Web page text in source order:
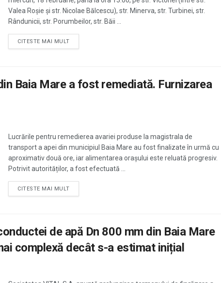
Valea Roșie și str. Nicolae Bălcescu), str. Minerva, str. Turbinei, str.
Rândunicii, str. Porumbeilor, str. Băii ...
CITESTE MAI MULT
Baia Mare a fost remediată. Furnizarea
Lucrările pentru remedierea avariei produse la magistrala de
transport a apei din municipiul Baia Mare au fost finalizate în urmă cu
aproximativ două ore, iar alimentarea orașului este reluată progresiv.
Potrivit autorităților, a fost efectuată ...
CITESTE MAI MULT
de apă Dn 800 mm din Baia Mare
complexă decât s-a estimat inițial